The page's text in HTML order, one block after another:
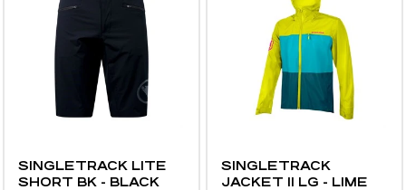
SINGLETRACK LITE
SHORT BK - BLACK
SINGLETRACK
JACKET II LG - LIME